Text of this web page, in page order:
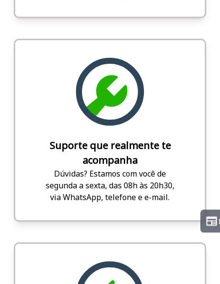
Suporte que realmente te
acompanha
Dúvidas? Estamos com você de
segunda a sexta, das 08h às 20h30,
via WhatsApp, telefone e e-mail.